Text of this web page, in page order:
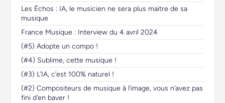
Les Échos : IA, le musicien ne sera plus maitre de sa
musique
France Musique : Interview du 4 avril 2024
(#5) Adopte un compo !
(#4) Sublime, cette musique !
(#3) L’IA, c’est 100% naturel !
(#2) Compositeurs de musique à l’image, vous n’avez pas
fini d’en baver !